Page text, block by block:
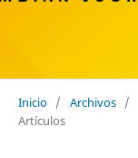
Inicio / Archivos /
Artículos